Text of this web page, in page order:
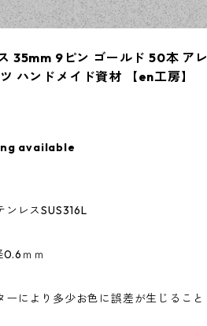
35mm 9ピン ゴールド 50本 アレ
ハンドメイド資材 【en工房】
available
レスSUS316L
0.6ｍｍ
により多少お色に誤差が生じること